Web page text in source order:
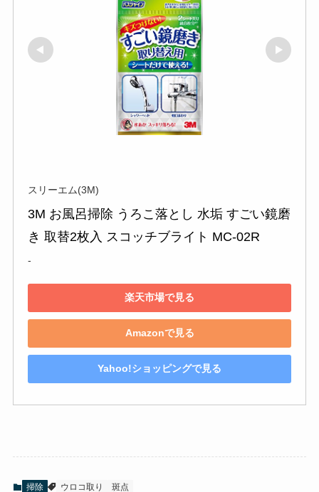
スリーエム(3M)
3M お風呂掃除 うろこ落とし 水垢 すごい鏡磨
き 取替2枚入 スコッチブライト MC-02R
-
楽天市場で見る
Amazonで見る
Yahoo!ショッピングで見る
掃除 ウロコ取り 斑点